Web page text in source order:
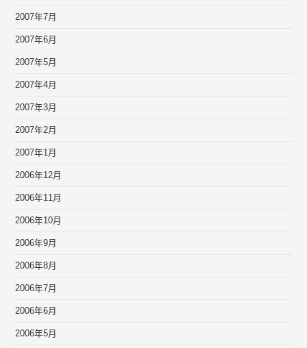
2007年7月
2007年6月
2007年5月
2007年4月
2007年3月
2007年2月
2007年1月
2006年12月
2006年11月
2006年10月
2006年9月
2006年8月
2006年7月
2006年6月
2006年5月